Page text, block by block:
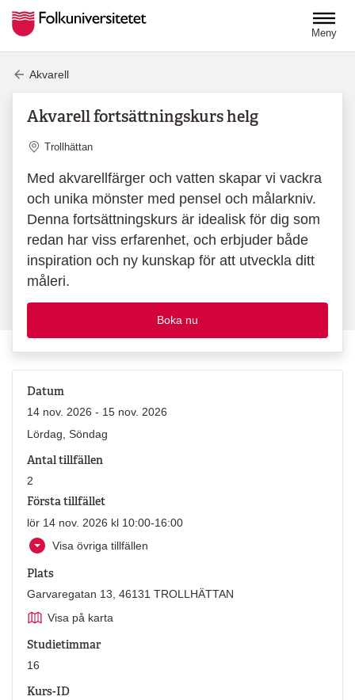
Meny
Akvarell
Akvarell fortsättningskurs helg
Plats
Trollhättan
Med akvarellfärger och vatten skapar vi vackra
och unika mönster med pensel och målarkniv.
Denna fortsättningskurs är idealisk för dig som
redan har viss erfarenhet, och erbjuder både
inspiration och ny kunskap för att utveckla ditt
måleri.
Boka nu
Datum
14 nov. 2026 - 15 nov. 2026
Lördag, Söndag
Antal tillfällen
2
Första tillfället
lör 14 nov. 2026 kl 10:00-16:00
Visa övriga tillfällen
Plats
Garvaregatan 13, 46131 TROLLHÄTTAN
Visa på karta
Studietimmar
16
Kurs-ID